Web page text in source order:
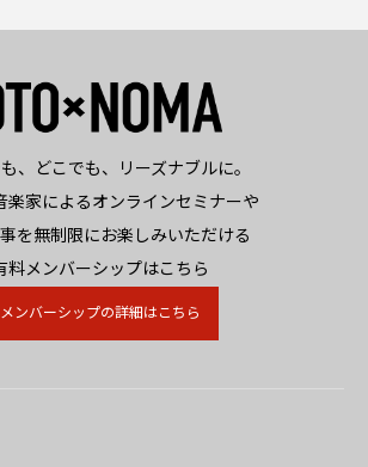
、どこでも、リーズナブルに。
楽家によるオンラインセミナーや
を無制限にお楽しみいただける
料メンバーシップはこちら
メンバーシップの詳細はこちら